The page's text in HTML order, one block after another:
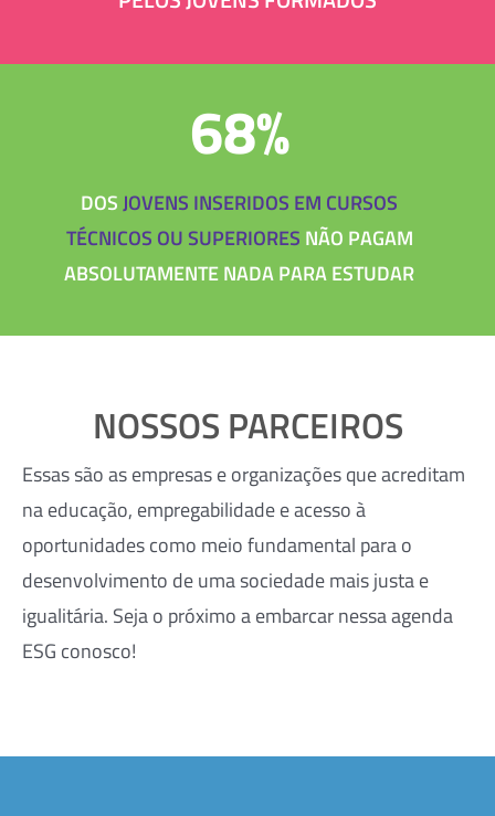
68%
DOSJOVENS INSERIDOS EM CURSOS
TÉCNICOS OU SUPERIORES NÃO PAGAM
ABSOLUTAMENTE NADA PARA ESTUDAR
NOSSOS PARCEIROS
Essas são as empresas e organizações que acreditam
na educação, empregabilidade e acesso à
oportunidades como meio fundamental para o
desenvolvimento de uma sociedade mais justa e
igualitária. Seja o próximo a embarcar nessa agenda
ESG conosco!